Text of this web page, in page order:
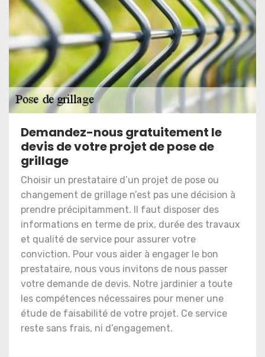
Demandez-nous gratuitement le
devis de votre projet de pose de
grillage
Choisir un prestataire d’un projet de pose ou
changement de grillage n’est pas une décision à
prendre précipitamment. Il faut disposer des
informations en terme de prix, durée des travaux
et qualité de service pour assurer votre
conviction. Pour vous aider à engager le bon
prestataire, nous vous invitons de nous passer
votre demande de devis. Notre jardinier a toute
les compétences nécessaires pour mener une
étude de faisabilité de votre projet. Ce service
reste sans frais, ni d’engagement.